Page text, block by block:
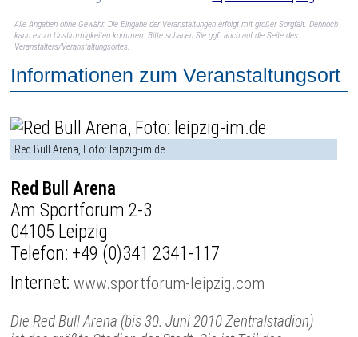
Alle Angaben ohne Gewähr. Die Eingabe der Veranstaltungen erfolgt mit großer Sorgfalt. Dennoch
kann es zu Unstimmigkeiten kommen. Bitte schauen Sie ggf. auch auf die Seite des
Veranstalters/Veranstaltungsortes.
Informationen zum Veranstaltungsort
Red Bull Arena, Foto: leipzig-im.de
Red Bull Arena
Am Sportforum 2-3
04105 Leipzig
Telefon: +49 (0)341 2341-117
Internet:www.sportforum-leipzig.com
Die Red Bull Arena (bis 30. Juni 2010 Zentralstadion)